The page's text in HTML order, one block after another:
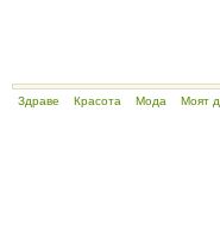
Здраве Красота Мода Моят